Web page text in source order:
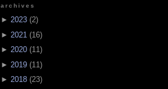
archives
► 2023 (2)
► 2021 (16)
► 2020 (11)
► 2019 (11 )
► 2018 (23)